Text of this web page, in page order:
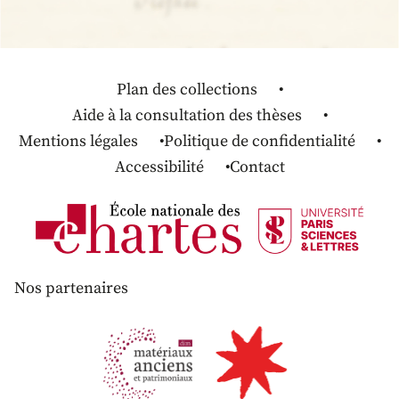
Plan des collections
Aide à la consultation des thèses
Mentions légales
Politique de confidentialité
Accessibilité
Contact
Nos partenaires